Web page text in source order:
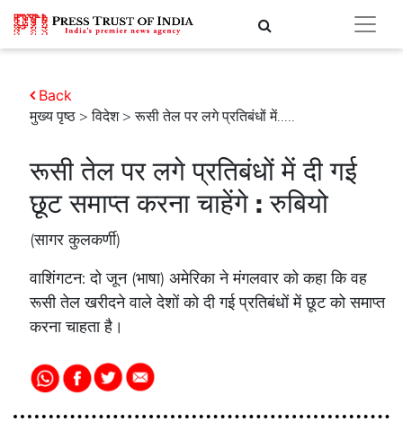
मुख्य पृष्ठ >विदेश> रूसी तेल पर लगे प्रतिबंधों में.....
Back
रूसी तेल पर लगे प्रतिबंधों में दी गई
छूट समाप्त करना चाहेंगे : रुबियो
(सागर कुलकर्णी)
वाशिंगटन: दो जून (भाषा) अमेरिका ने मंगलवार को कहा कि वह
रूसी तेल खरीदने वाले देशों को दी गई प्रतिबंधों में छूट को समाप्त
करना चाहता है।